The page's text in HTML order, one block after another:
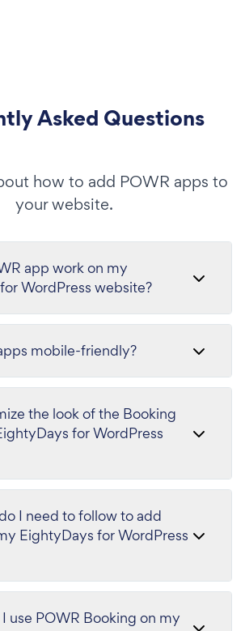
Asked Questions
how to add POWR apps to
your website.
app work on my
WordPress website?
mobile-friendly?
the look of the Booking
for WordPress
I need to follow to add
EightyDays for WordPress
use POWR Booking on my